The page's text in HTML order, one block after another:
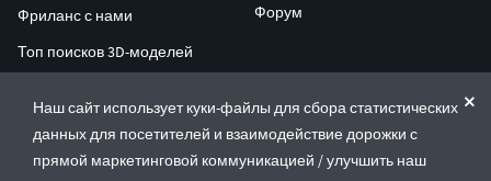
Наш сайт использует куки-файлы для сбора статистических
данных для посетителей и взаимодействие дорожки с
прямой маркетинговой коммуникацией / улучшить наш
Фриланс с нами
Топ поисков 3D-моделей
Форум
ENTERPRISE 3D AT SCALE